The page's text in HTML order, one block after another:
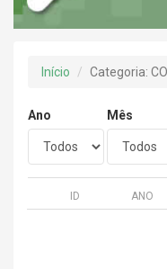
Início Categoria:
Ano Mês
ID ANO